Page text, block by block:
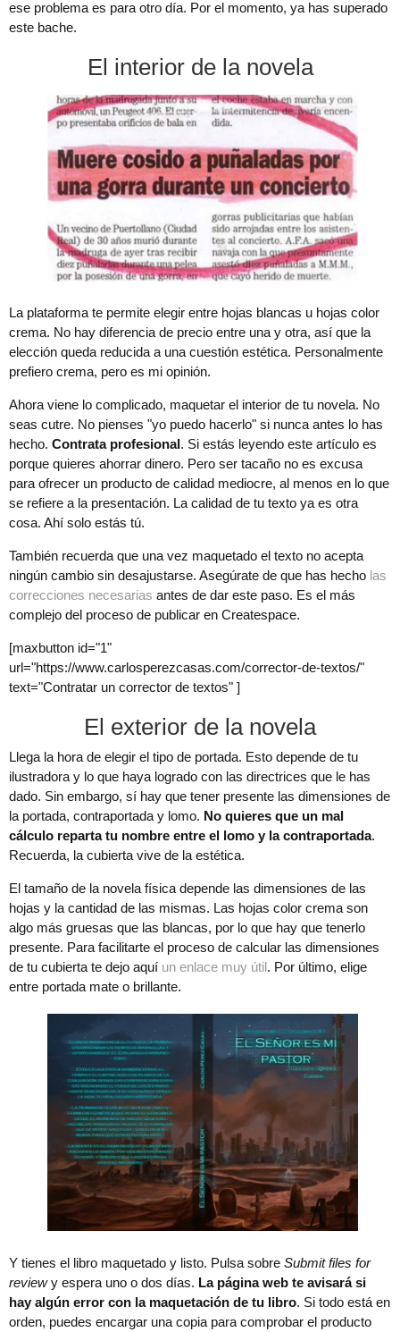
ese problema es para otro día. Por el momento, ya has superado
este bache.
El interior de la novela
La plataforma te permite elegir entre hojas blancas u hojas color
crema. No hay diferencia de precio entre una y otra, así que la
elección queda reducida a una cuestión estética. Personalmente
prefiero crema, pero es mi opinión.
Ahora viene lo complicado, maquetar el interior de tu novela. No
seas cutre. No pienses "yo puedo hacerlo" si nunca antes lo has
hecho. Contrata profesional. Si estás leyendo este artículo es
porque quieres ahorrar dinero. Pero ser tacaño no es excusa
para ofrecer un producto de calidad mediocre, al menos en lo que
se refiere a la presentación. La calidad de tu texto ya es otra
cosa. Ahí solo estás tú.
También recuerda que una vez maquetado el texto no acepta
ningún cambio sin desajustarse. Asegúrate de que has hecho las
correcciones necesarias antes de dar este paso. Es el más
complejo del proceso de publicar en Createspace.
[maxbutton id="1"
url="https://www.carlosperezcasas.com/corrector-de-textos/"
text="Contratar un corrector de textos" ]
El exterior de la novela
Llega la hora de elegir el tipo de portada. Esto depende de tu
ilustradora y lo que haya logrado con las directrices que le has
dado. Sin embargo, sí hay que tener presente las dimensiones de
la portada, contraportada y lomo. No quieres que un mal
cálculo reparta tu nombre entre el lomo y la contraportada.
Recuerda, la cubierta vive de la estética.
El tamaño de la novela física depende las dimensiones de las
hojas y la cantidad de las mismas. Las hojas color crema son
algo más gruesas que las blancas, por lo que hay que tenerlo
presente. Para facilitarte el proceso de calcular las dimensiones
de tu cubierta te dejo aquí un enlace muy útil. Por último, elige
entre portada mate o brillante.
Y tienes el libro maquetado y listo. Pulsa sobre Submit files for
reviewy espera uno o dos días. La página web te avisará si
hay algún error con la maquetación de tu libro. Si todo está en
orden, puedes encargar una copia para comprobar el producto